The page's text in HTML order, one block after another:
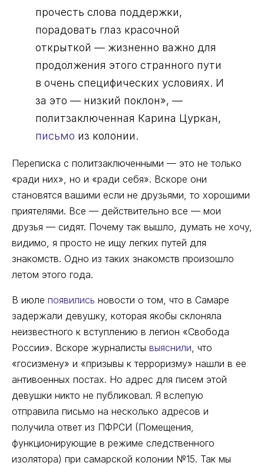
прочесть слова поддержки,
порадовать глаз красочной
открыткой — жизненно важно для
продолжения этого странного пути
в очень специфических условиях. И
за это — низкий поклон», —
политзаключенная Карина Цуркан,
письмо из колонии.
Переписка с политзаключенными — это не только
«ради них», но и «ради себя». Вскоре они
становятся вашими если не друзьями, то хорошими
приятелями. Все — действительно все — мои
друзья — сидят. Почему так вышло, думать не хочу,
видимо, я просто не ищу легких путей для
знакомств. Одно из таких знакомств произошло
летом этого года.
В июле появились новости о том, что в Самаре
задержали девушку, которая якобы склоняла
неизвестного к вступлению в легион «Свобода
России». Вскоре журналисты выяснили, что
«госизмену» и «призывы к терроризму» нашли в ее
антивоенных постах. Но адрес для писем этой
девушки никто не публиковал. Я вслепую
отправила письмо на несколько адресов и
получила ответ из ПФРСИ (Помещения,
функционирующие в режиме следственного
изолятора) при самарской колонии №15. Так мы